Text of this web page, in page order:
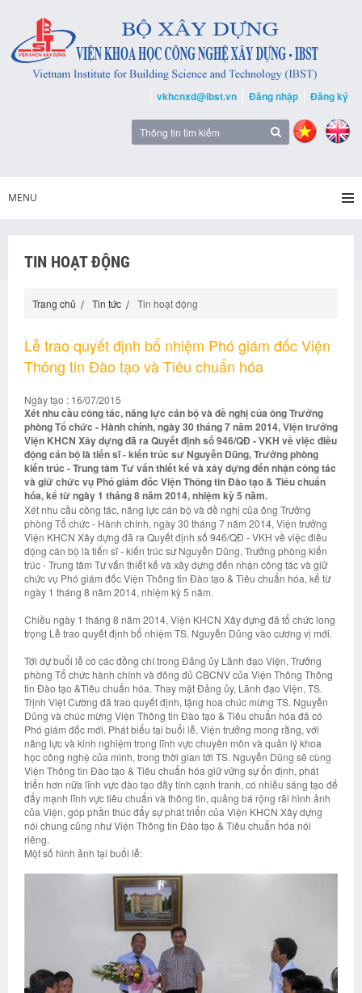
vkhcnxd@ibst.vn Đăng nhập Đăng ký
MENU
TIN HOẠT ĐỘNG
Trang chủ Tin tức Tin hoạt động
Lễ trao quyết định bổ nhiệm Phó giám đốc Viện
Thông tin Đào tạo và Tiêu chuẩn hóa
Ngày tạo : 16/07/2015
Xét nhu cầu công tác, năng lực cán bộ và đề nghị của ông Trưởng
phòng Tổ chức - Hành chính, ngày 30 tháng 7 năm 2014, Viện trưởng
Viện KHCN Xây dựng đã ra Quyết định số 946/QĐ - VKH về việc điều
động cán bộ là tiến sĩ - kiến trúc sư Nguyễn Dũng, Trưởng phòng
kiến trúc - Trung tâm Tư vấn thiết kế và xây dựng đến nhận công tác
và giữ chức vụ Phó giám đốc Viện Thông tin Đào tạo & Tiêu chuẩn
hóa, kể từ ngày 1 tháng 8 năm 2014, nhiệm kỳ 5 năm.
Xét nhu cầu công tác, năng lực cán bộ và đề nghị của ông Trưởng
phòng Tổ chức - Hành chính, ngày 30 tháng 7 năm 2014, Viện trưởng
Viện KHCN Xây dựng đã ra Quyết định số 946/QĐ - VKH về việc điều
động cán bộ là tiến sĩ - kiến trúc sư Nguyễn Dũng, Trưởng phòng kiến
trúc - Trung tâm Tư vấn thiết kế và xây dựng đến nhận công tác và giữ
chức vụ Phó giám đốc Viện Thông tin Đào tạo & Tiêu chuẩn hóa, kể từ
ngày 1 tháng 8 năm 2014, nhiệm kỳ 5 năm.
Chiều ngày 1 tháng 8 năm 2014, Viện KHCN Xây dựng đã tổ chức long
trọng Lễ trao quyết định bổ nhiệm TS. Nguyễn Dũng vào cương vị mới.
Tới dự buổi lễ có các đồng chí trong Đảng ủy Lãnh đạo Viện, Trưởng
phòng Tổ chức hành chính và đông đủ CBCNV của Viện Thông Thông
tin Đào tạo &Tiêu chuẩn hóa. Thay mặt Đảng ủy, Lãnh đạo Viện, TS.
Trịnh Việt Cường đã trao quyết định, tặng hoa chúc mừng TS. Nguyễn
Dũng và chúc mừng Viện Thông tin Đào tạo & Tiêu chuẩn hóa đã có
Phó giám đốc mới. Phát biểu tại buổi lễ, Viện trưởng mong rằng, với
năng lực và kinh nghiệm trong lĩnh vực chuyên môn và quản lý khoa
học công nghệ của mình, trong thời gian tới TS. Nguyễn Dũng sẽ cùng
Viện Thông tin Đào tạo & Tiêu chuẩn hóa giữ vững sự ổn định, phát
triển hơn nữa lĩnh vực đào tạo đầy tính cạnh tranh, có nhiều sáng tạo để
đẩy mạnh lĩnh vực tiêu chuẩn và thông tin, quảng bá rộng rãi hình ảnh
của Viện, góp phần thúc đẩy sự phát triển của Viện KHCN Xây dựng
nói chung cũng như Viện Thông tin Đào tạo & Tiêu chuẩn hóa nói
riêng.
Một số hình ảnh tại buổi lễ: